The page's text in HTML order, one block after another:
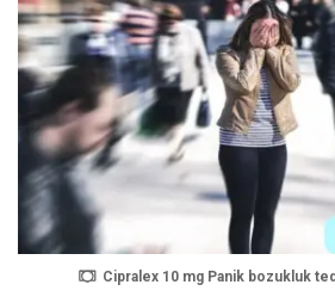
Cipralex 10 mg Panik bozukluk